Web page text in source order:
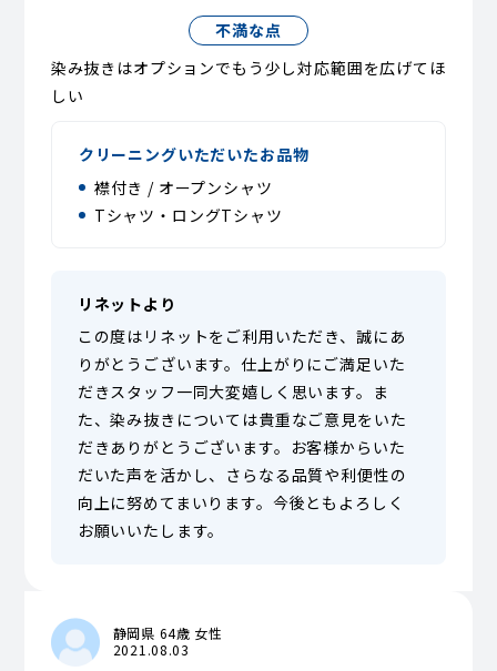
不満な点
染み抜きはオプションでもう少し対応範囲を広げてほ
しい
クリーニングいただいたお品物
襟付き / オープンシャツ
Tシャツ・ロングTシャツ
リネットより
この度はリネットをご利用いただき、誠にあ
りがとうございます。仕上がりにご満足いた
だきスタッフ一同大変嬉しく思います。ま
た、染み抜きについては貴重なご意見をいた
だきありがとうございます。お客様からいた
だいた声を活かし、さらなる品質や利便性の
向上に努めてまいります。今後ともよろしく
お願いいたします。
静岡県 64歳 女性
2021.08.03